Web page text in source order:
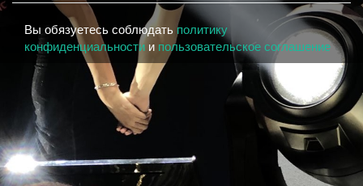
Вы обязуетесь соблюдать политику
конфиденциальности и пользовательское соглашение